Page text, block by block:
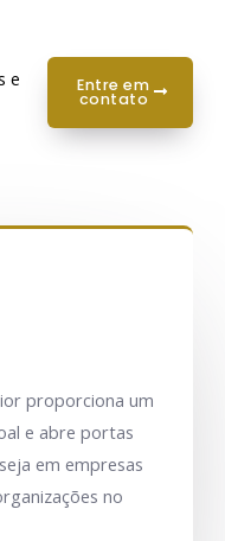
e
entre em
contato
proporciona um
e abre portas
em empresas
no